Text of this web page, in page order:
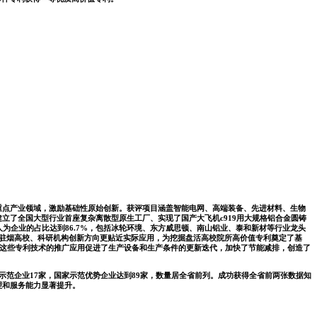
业领域，激励基础性原始创新。获评项目涵盖智能电网、高端装备、先进材料、生物
了全国大型行业首座复杂离散型原生工厂、实现了国产大飞机c919用大规格铝合金圆铸
企业的占比达到86.7%，包括冰轮环境、东方威思顿、南山铝业、泰和新材等行业龙头
高校、科研机构创新方向更贴近实际应用，为挖掘盘活高校院所高价值专利奠定了基
专利技术的推广应用促进了生产设备和生产条件的更新迭代，加快了节能减排，创造了
企业17家，国家示范优势企业达到89家，数量居全省前列。成功获得全省前两张数据知
服务能力显著提升。